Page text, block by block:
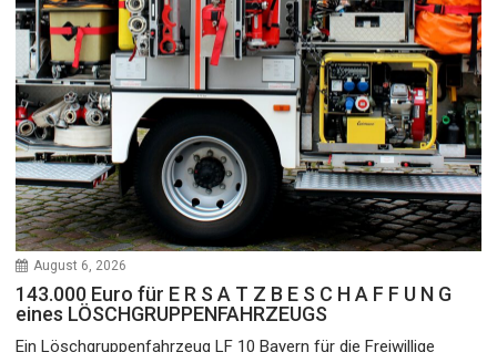
August 6, 2026
143.000 Euro für E R S A T Z B E S C H A F F U N G
eines LÖSCHGRUPPENFAHRZEUGS
Ein Löschgruppenfahrzeug LF 10 Bayern für die Freiwillige